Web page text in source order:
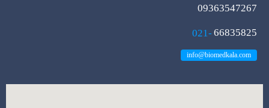
09363547267
021- 66835825
info@biomedkala.com